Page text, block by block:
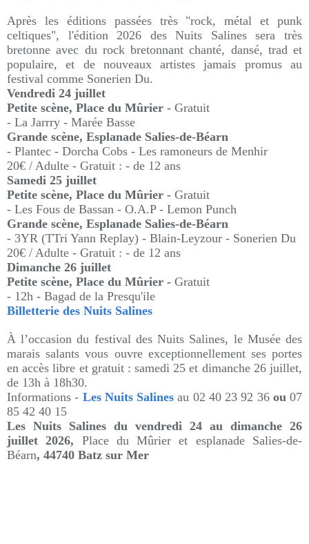
Après les éditions passées très "rock, métal et punk
celtiques", l'édition 2026 des Nuits Salines sera très
bretonne avec du rock bretonnant chanté, dansé, trad et
populaire, et de nouveaux artistes jamais promus au
festival comme Sonerien Du.
Vendredi 24 juillet
Petite scène, Place du Mûrier - Gratuit
- La Jarrry - Marée Basse
Grande scène, Esplanade Salies-de-Béarn
- Plantec - Dorcha Cobs - Les ramoneurs de Menhir
20€ / Adulte - Gratuit : - de 12 ans
Samedi 25 juillet
Petite scène, Place du Mûrier - Gratuit
- Les Fous de Bassan - O.A.P - Lemon Punch
Grande scène, Esplanade Salies-de-Béarn
- 3YR (TTri Yann Replay) - Blain-Leyzour - Sonerien Du
20€ / Adulte - Gratuit : - de 12 ans
Dimanche 26 juillet
Petite scène, Place du Mûrier - Gratuit
- 12h - Bagad de la Presqu'ile
Billetterie des Nuits Salines
À l’occasion du festival des Nuits Salines, le Musée des
marais salants vous ouvre exceptionnellement ses portes
en accès libre et gratuit : samedi 25 et dimanche 26 juillet,
de 13h à 18h30.
Informations - Les Nuits Salinesau 02 40 23 92 36ou 07
85 42 40 15
Les Nuits Salines du vendredi 24 au dimanche 26
juillet 2026, Place du Mûrier et esplanade Salies-de-
Béarn, 44740 Batz sur Mer